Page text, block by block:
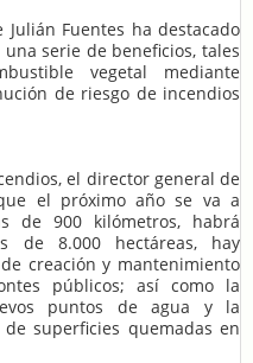
Fuentes ha destacado
serie de beneficios, tales
vegetal mediante
de riesgo de incendios
el director general de
el próximo año se va a
de 900 kilómetros, habrá
de 8.000 hectáreas, hay
creación y mantenimiento
públicos; así como la
puntos de agua y la
superficies quemadas en